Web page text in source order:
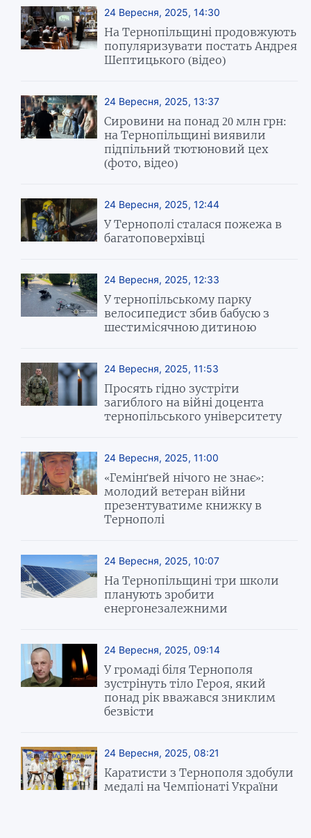
24 Вересня, 2025, 14:30
На Тернопільщині продовжують
популяризувати постать Андрея
Шептицького (відео)
24 Вересня, 2025, 13:37
Сировини на понад 20 млн грн:
на Тернопільщині виявили
підпільний тютюновий цех
(фото, відео)
24 Вересня, 2025, 12:44
У Тернополі сталася пожежа в
багатоповерхівці
24 Вересня, 2025, 12:33
У тернопільському парку
велосипедист збив бабусю з
шестимісячною дитиною
24 Вересня, 2025, 11:53
Просять гідно зустріти
загиблого на війні доцента
тернопільського університету
24 Вересня, 2025, 11:00
«Гемінґвей нічого не знає»:
молодий ветеран війни
презентуватиме книжку в
Тернополі
24 Вересня, 2025, 10:07
На Тернопільщині три школи
планують зробити
енергонезалежними
24 Вересня, 2025, 09:14
У громаді біля Тернополя
зустрінуть тіло Героя, який
понад рік вважався зниклим
безвісти
24 Вересня, 2025, 08:21
Каратисти з Тернополя здобули
медалі на Чемпіонаті України